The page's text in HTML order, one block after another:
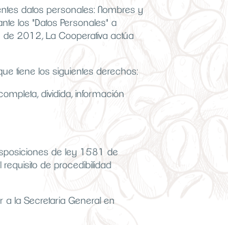
datos personales: Nombres y
los "Datos Personales" a
de 2012, La Cooperativa actúa
tiene los siguientes derechos:
dividida, información
de ley 1581 de
de procedibilidad
a la Secretaria General en